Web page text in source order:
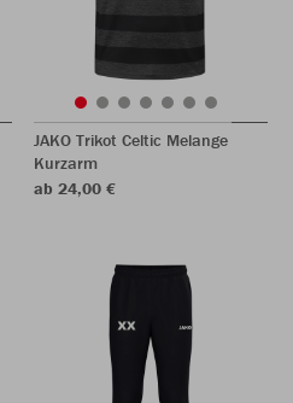
JAKO Trikot Celtic Melange
Kurzarm
ab 24,00 €